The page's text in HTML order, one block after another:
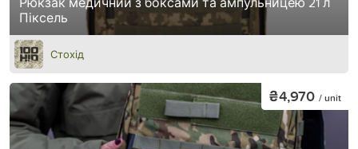
Піксель
Стохід
₴4,970 / unit